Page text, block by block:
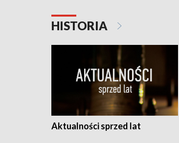
HISTORIA
Aktualności sprzed lat